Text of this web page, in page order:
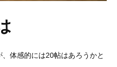
、体感的には20帖はあろうかと